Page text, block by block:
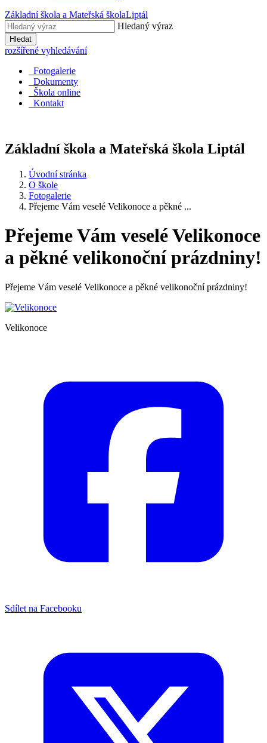
Základní škola a Mateřská školaLiptál
Hledaný výraz
Hledat
rozšířené vyhledávání
Fotogalerie
Dokumenty
Škola online
Kontakt
Základní škola a Mateřská škola Liptál
Úvodní stránka
O škole
Fotogalerie
Přejeme Vám veselé Velikonoce a pěkné ...
Přejeme Vám veselé Velikonoce
a pěkné velikonoční prázdniny!
Přejeme Vám veselé Velikonoce a pěkné velikonoční prázdniny!
Velikonoce
Sdílet na Facebooku